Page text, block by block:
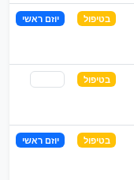
בטיפול יוזם ראשי
בטיפול
בטיפול יוזם ראשי